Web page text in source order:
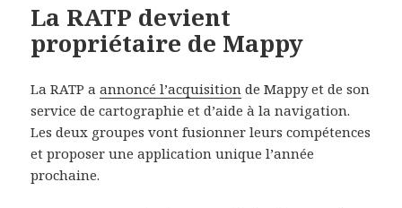
La RATP devient
propriétaire de Mappy
La RATP aannoncé l’acquisition de Mappy et de son
service de cartographie et d’aide à la navigation.
Les deux groupes vont fusionner leurs compétences
et proposer une application unique l’année
prochaine.